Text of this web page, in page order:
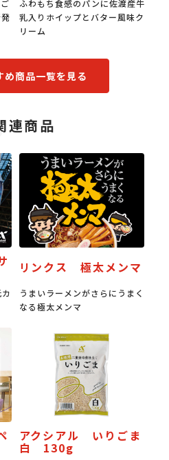
パンに佐渡産牛
とバター風味ク
国産豚肉の旨みと国産
み。0.6㎜の超薄皮で
め商品一覧を見る
連商品
リンクス 極太メンマ
うまいラーメンがさらにうまく
なる極太メンマ
アクシアル いりごま
白 130g